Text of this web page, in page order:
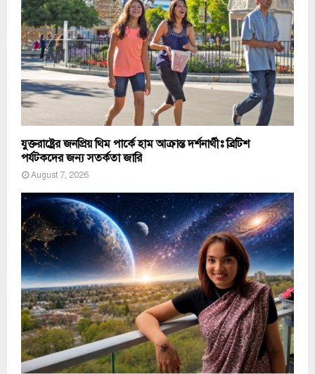
যুক্তরাষ্ট্রের জনপ্রিয় থিম পার্কে হাম আক্রান্ত দর্শনার্থীঃ ব্রিটিশ
পর্যটকদের জন্য সতর্কতা জারি
August 7, 2026